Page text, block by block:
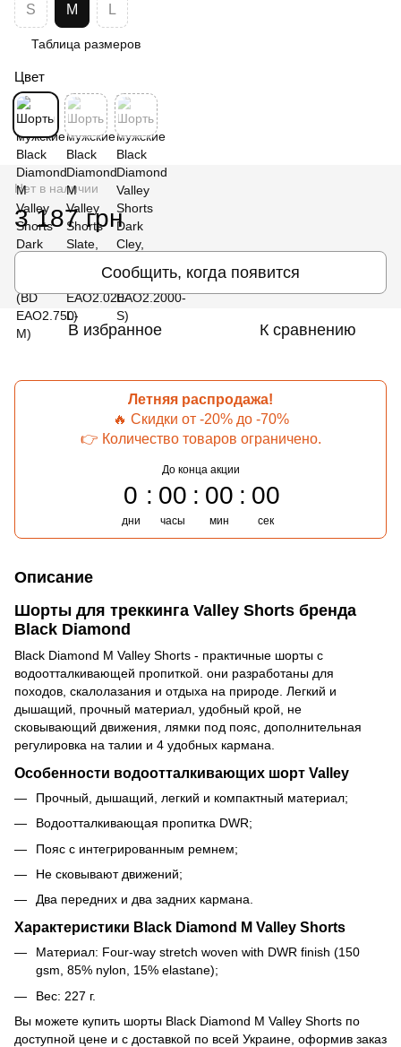
S M L
Таблица размеров
Цвет
Нет в наличии
3 187 грн
Сообщить, когда появится
В избранное К сравнению
Летняя распродажа!
🔥 Скидки от -20% до -70%
👉 Количество товаров ограничено.
До конца акции
0
дни
00
часы
00
мин
00
сек
Описание
Шорты для треккинга Valley Shorts бренда
Black Diamond
Black Diamond M Valley Shorts - практичные шорты с
водоотталкивающей пропиткой. они разработаны для
походов, скалолазания и отдыха на природе. Легкий и
дышащий, прочный материал, удобный крой, не
сковывающий движения, лямки под пояс, дополнительная
регулировка на талии и 4 удобных кармана.
Особенности водоотталкивающих шорт Valley
Прочный, дышащий, легкий и компактный материал;
Водоотталкивающая пропитка DWR;
Пояс с интегрированным ремнем;
Не сковывают движений;
Два передних и два задних кармана.
Характеристики Black Diamond M Valley Shorts
Материал: Four-way stretch woven with DWR finish (150
gsm, 85% nylon, 15% elastane);
Вес: 227 г.
Вы можете купить шорты Black Diamond M Valley Shorts по
доступной цене и с доставкой по всей Украине, оформив заказ